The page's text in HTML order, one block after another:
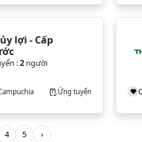
lợi - Cấp
:2người
Ứng tuyển
4 5 ›